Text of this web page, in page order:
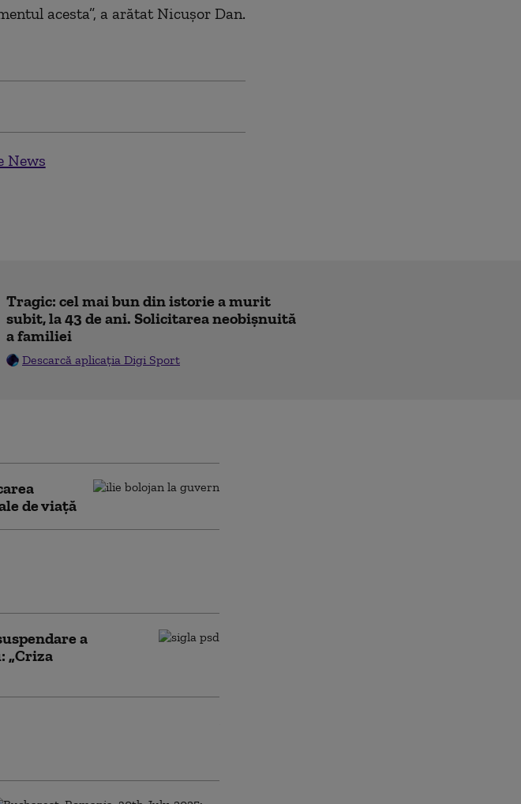
acesta”, a arătat Nicuşor Dan.
News
Tragic: cel mai bun din istorie a murit
subit, la 43 de ani. Solicitarea neobișnuită
a familiei
Descarcă aplicația Digi Sport
de viață
a
„Criza